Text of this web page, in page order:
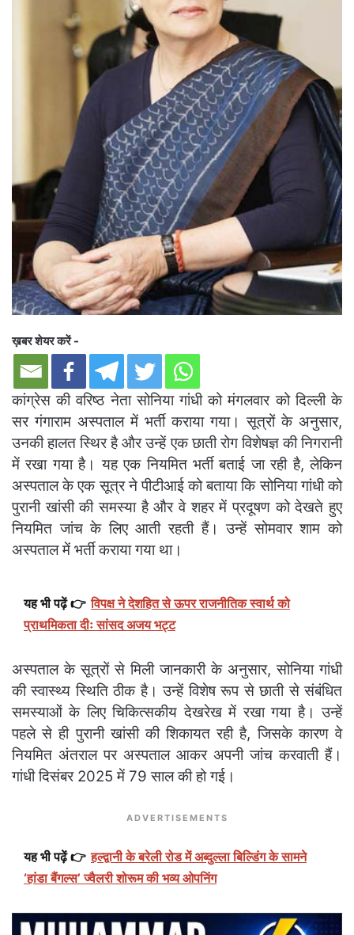
ख़बर शेयर करें -
कांग्रेस की वरिष्ठ नेता सोनिया गांधी को मंगलवार को दिल्ली के
सर गंगाराम अस्पताल में भर्ती कराया गया। सूत्रों के अनुसार,
उनकी हालत स्थिर है और उन्हें एक छाती रोग विशेषज्ञ की निगरानी
में रखा गया है। यह एक नियमित भर्ती बताई जा रही है, लेकिन
अस्पताल के एक सूत्र ने पीटीआई को बताया कि सोनिया गांधी को
पुरानी खांसी की समस्या है और वे शहर में प्रदूषण को देखते हुए
नियमित जांच के लिए आती रहती हैं। उन्हें सोमवार शाम को
अस्पताल में भर्ती कराया गया था।
यह भी पढ़ें 👉 विपक्ष ने देशहित से ऊपर राजनीतिक स्वार्थ को
प्राथमिकता दीः सांसद अजय भट्ट
अस्पताल के सूत्रों से मिली जानकारी के अनुसार, सोनिया गांधी
की स्वास्थ्य स्थिति ठीक है। उन्हें विशेष रूप से छाती से संबंधित
समस्याओं के लिए चिकित्सकीय देखरेख में रखा गया है। उन्हें
पहले से ही पुरानी खांसी की शिकायत रही है, जिसके कारण वे
नियमित अंतराल पर अस्पताल आकर अपनी जांच करवाती हैं।
गांधी दिसंबर 2025 में 79 साल की हो गई।
ADVERTISEMENTS
यह भी पढ़ें 👉 हल्द्वानी के बरेली रोड में अब्दुल्ला बिल्डिंग के सामने
‘हांडा बैंगल्स’ ज्वैलरी शोरूम की भव्य ओपनिंग